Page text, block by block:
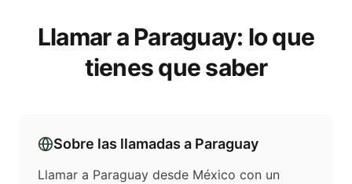
Llamar aParaguay: lo que
tienes que saber
Sobre las llamadas a Paraguay
Llamar a Paraguay desde México con un